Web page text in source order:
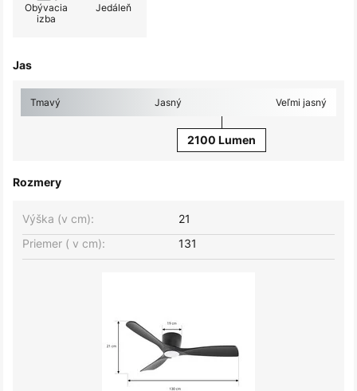
Obývacia
izba
Jedáleň
Jas
Tmavý Jasný Veľmi jasný
2100 Lumen
Rozmery
Výška (v cm):
21
Priemer ( v cm):
131